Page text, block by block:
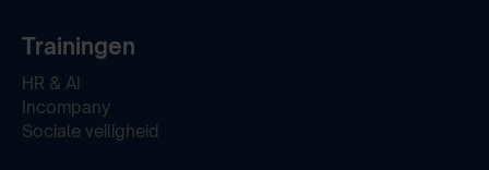
Trainingen
HR & AI
Incompany
Sociale veiligheid